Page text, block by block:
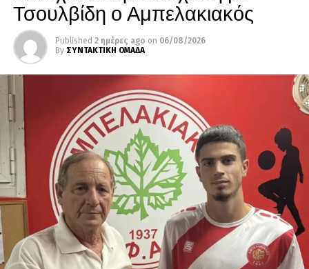
Τσουλβίδη ο Αμπελακιακός
Published 2 ημέρες ago on 06/08/2026
By ΣΥΝΤΑΚΤΙΚΗ ΟΜΑΔΑ